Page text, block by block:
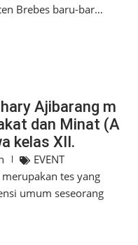
Brebes baru-bar…
Ajibarang m
dan Minat (A
kelas XII.
EVENT
tes yang
umum seseorang